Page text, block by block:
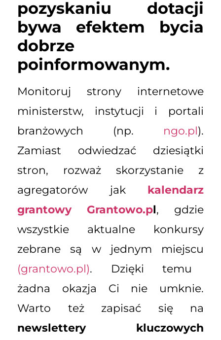
pozyskaniu dotacji
bywa efektem bycia
dobrze
poinformowanym.
Monitoruj strony internetowe
ministerstw, instytucji i portali
branżowych (np. ngo.pl).
Zamiast odwiedzać dziesiątki
stron, rozważ skorzystanie z
agregatorów jak kalendarz
grantowy Grantowo.pl, gdzie
wszystkie aktualne konkursy
zebrane są w jednym miejscu
(grantowo.pl). Dzięki temu
żadna okazja Ci nie umknie.
Warto też zapisać się na
newslettery kluczowych